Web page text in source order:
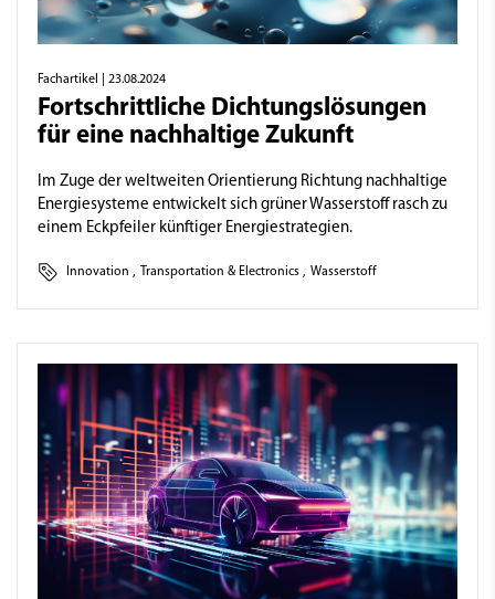
Fachartikel | 23.08.2024
Fortschrittliche Dichtungslösungen
für eine nachhaltige Zukunft
Im Zuge der weltweiten Orientierung Richtung nachhaltige
Energiesysteme entwickelt sich grüner Wasserstoff rasch zu
einem Eckpfeiler künftiger Energiestrategien.
Innovation , Transportation & Electronics , Wasserstoff